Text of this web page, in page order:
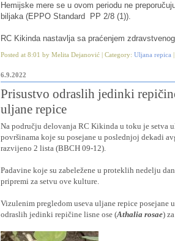
Hemijske mere se u ovom periodu ne
biljaka (EPPO Standard PP 2/8 (1)).
RC Kikinda nastavlja sa praćenjem
Posted at 8:01 by Melita Dejanović | Category: Uljana repica
6.9.2022
Prisustvo odraslih jedinki
uljane repice
Na području delovanja RC Kikinda u toku je setva
površinama koje su posejane u poslednjoj dekadi
razvijeno 2 lista (BBCH 09-12).
Padavine koje su zabeležene u proteklih nedelju
pripremi za setvu ove kulture.
Vizulenim pregledom useva uljane repice posejane
odraslih jedinki repičine lisne ose (Athalia rosae)